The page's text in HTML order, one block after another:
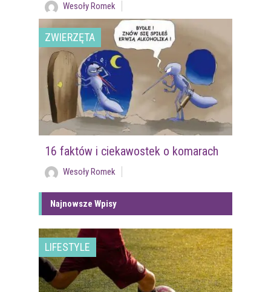
Wesoły Romek
ZWIERZĘTA
16 faktów i ciekawostek o komarach
Wesoły Romek
Najnowsze Wpisy
LIFESTYLE